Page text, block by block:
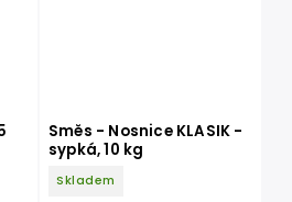
Směs - Nosnice KLASIK -
sypká, 10 kg
Skladem